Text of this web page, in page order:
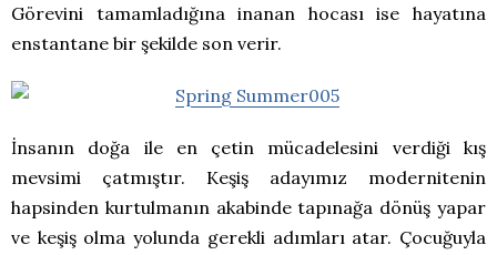
Görevini tamamladığına inanan hocası ise hayatına
enstantane bir şekilde son verir.
İnsanın doğa ile en çetin mücadelesini verdiği kış
mevsimi çatmıştır. Keşiş adayımız modernitenin
hapsinden kurtulmanın akabinde tapınağa dönüş yapar
ve keşiş olma yolunda gerekli adımları atar. Çocuğuyla